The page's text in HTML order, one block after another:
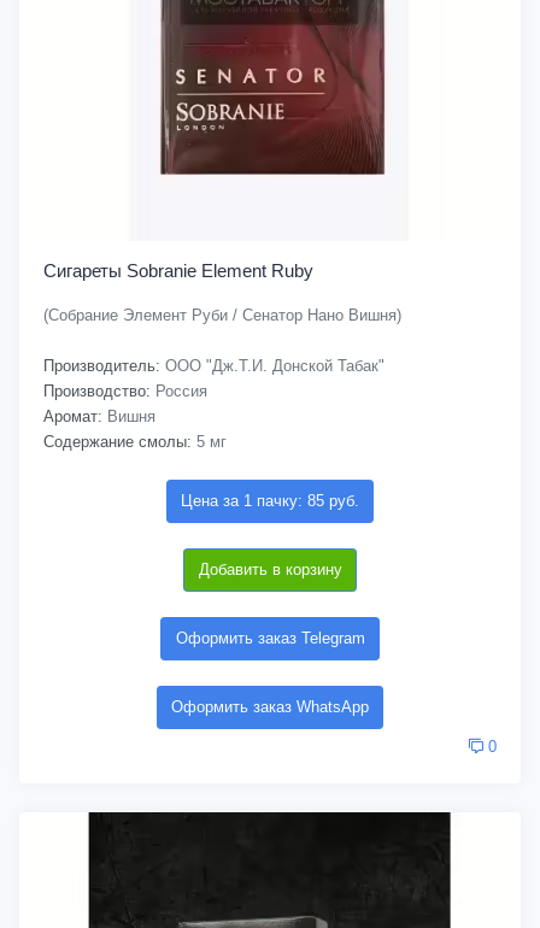
Сигареты Sobranie Element Ruby
(Собрание Элемент Руби / Сенатор Нано Вишня)
Производитель: ООО "Дж.Т.И. Донской Табак"
Производство: Россия
Аромат: Вишня
Содержание смолы: 5 мг
Цена за 1 пачку: 85 руб.
Добавить в корзину
Оформить заказ Telegram
Оформить заказ WhatsApp
0